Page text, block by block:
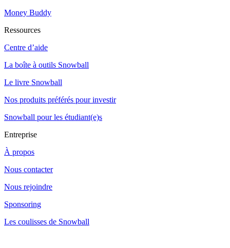
Money Buddy
Ressources
Centre d’aide
La boîte à outils Snowball
Le livre Snowball
Nos produits préférés pour investir
Snowball pour les étudiant(e)s
Entreprise
À propos
Nous contacter
Nous rejoindre
Sponsoring
Les coulisses de Snowball